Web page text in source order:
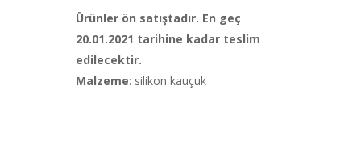
Ürünler ön satıştadır. En geç
20.01.2021 tarihine kadar teslim
edilecektir.
Malzeme: silikon kauçuk